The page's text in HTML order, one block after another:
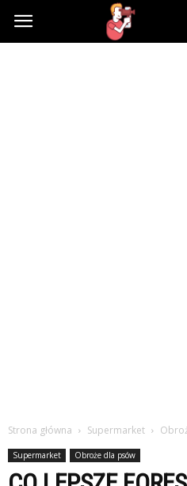
WizjaTV.pl
Strona główna Supermarket
Supermarket Obroże dla psów